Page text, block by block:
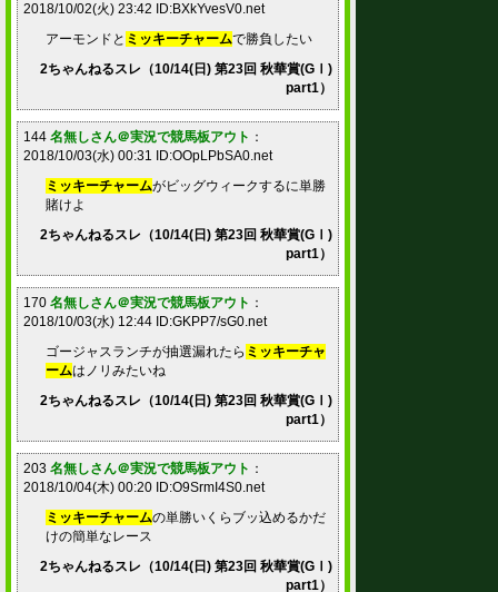
2018/10/02(火) 23:42 ID:BXkYvesV0.net
アーモンドと ミッキーチャームで勝負したい
2ちゃんねるスレ（10/14(日) 第23回 秋華賞(GⅠ)
part1）
144 名無しさん＠実況で競馬板アウト ：
2018/10/03(水) 00:31 ID:OOpLPbSA0.net
ミッキーチャームがビッグウィークするに単勝
賭けよ
2ちゃんねるスレ（10/14(日) 第23回 秋華賞(GⅠ)
part1）
170 名無しさん＠実況で競馬板アウト ：
2018/10/03(水) 12:44 ID:GKPP7/sG0.net
ゴージャスランチが抽選漏れたら ミッキーチャ
ームはノリみたいね
2ちゃんねるスレ（10/14(日) 第23回 秋華賞(GⅠ)
part1）
203 名無しさん＠実況で競馬板アウト ：
2018/10/04(木) 00:20 ID:O9SrmI4S0.net
ミッキーチャームの単勝いくらブッ込めるかだ
けの簡単なレース
2ちゃんねるスレ（10/14(日) 第23回 秋華賞(GⅠ)
part1）